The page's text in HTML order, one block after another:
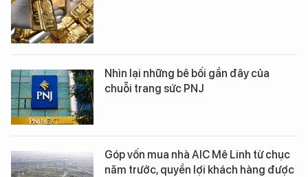
Nhìn lại những bê bối gần đây của
chuỗi trang sức PNJ
Góp vốn mua nhà AIC Mê Linh từ chục
năm trước, quyền lợi khách hàng được